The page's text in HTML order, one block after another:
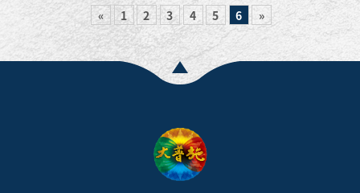
« 1 2 3 4 5 6 »